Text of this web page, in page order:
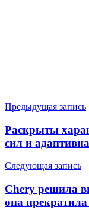
Навигация
по
записям
Предыдущая запись
Раскрыты
сил и
Следующая запись
Chery решила
она